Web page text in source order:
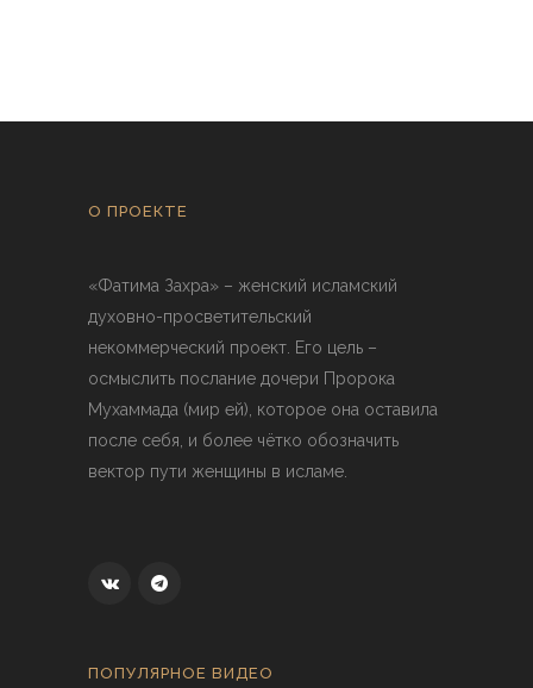
О ПРОЕКТЕ
«Фатима Захра» – женский исламский
духовно-просветительский
некоммерческий проект. Его цель –
осмыслить послание дочери Пророка
Мухаммада (мир ей), которое она оставила
после себя, и более чётко обозначить
вектор пути женщины в исламе.
ПОПУЛЯРНОЕ ВИДЕО